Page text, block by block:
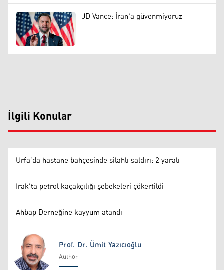
JD Vance: İran'a güvenmiyoruz
İlgili Konular
Urfa’da hastane bahçesinde silahlı saldırı: 2 yaralı
Irak'ta petrol kaçakçılığı şebekeleri çökertildi
Ahbap Derneğine kayyum atandı
Prof. Dr. Ümit Yazıcıoğlu
Author